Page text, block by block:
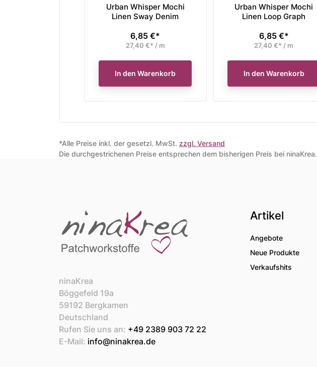
Urban Whisper Mochi
Linen Sway Denim
Preis
6,85 €*
27,40 €* / m
In den Warenkorb
Urban Whisper Mochi
Linen Loop Graph
Preis
6,85 €*
27,40 €* / m
In den Warenkorb
*Alle Preise inkl. der gesetzl. MwSt. zzgl. Versand
Die durchgestrichenen Preise entsprechen dem bisherigen Preis bei ninaKrea.
ninaKrea
Böggefeld 19a
59192 Bergkamen
Deutschland
Rufen Sie uns an: +49 2389 903 72 22
E-Mail: info@ninakrea.de
Artikel
Angebote
Neue Produkte
Verkaufshits